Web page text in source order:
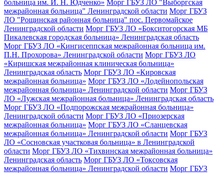
больница им. И. Н. Юдченко» Морг ГБУЗ ЛО "Выборгская
межрайонная больница" Ленинградской области Морг ГБУЗ
ЛО "Рощинская районная больница" пос. Первомайское
Ленинградской области Морг ГБУЗ ЛО «Бокситогорская МБ
Пикалевская городская больница» Ленинградская область
Морг ГБУЗ ЛО «Кингисеппская межрайонная больница им.
П.Н. Прохорова» Ленинградской области Морг ГБУЗ ЛО
«Киришская межрайонная клиническая больница»
Ленинградская область Морг ГБУЗ ЛО «Кировская
межрайонная больница» Морг ГБУЗ ЛО «Лодейнопольская
межрайонная больница» Ленинградской области Морг ГБУЗ
ЛО «Лужская межрайонная больница» Ленинградская область
Морг ГБУЗ ЛО «Подпорожская межрайонная больница»
Ленинградской области Морг ГБУЗ ЛО «Приозерская
межрайонная больница» Морг ГБУЗ ЛО «Сланцевская
межрайонная больница» Ленинградской области Морг ГБУЗ
ЛО «Сосновская участковая больница» в Ленинградской
области Морг ГБУЗ ЛО «Тихвинская межрайонная больница»
Ленинградская область Морг ГБУЗ ЛО «Токсовская
межрайонная больница» Ленинградской области Морг ГБУЗ